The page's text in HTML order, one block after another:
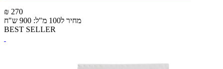
₪ 270
מחיר ל100 מ"ל: 900 ש"ח
BEST SELLER